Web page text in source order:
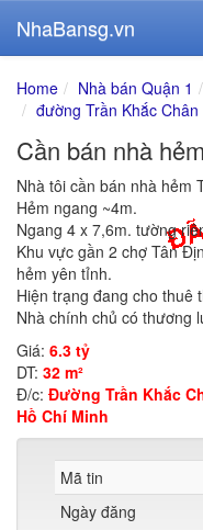
NhaBansg.vn
Home Nhà bán Quận 1
đường Trần Khắc Chân
Cần bán nhà
Nhà tôi cần bán nhà hẻm
Hẻm ngang ~4m.
Ngang 4 x 7,6m. tường
Khu vực gần 2 chợ Tân
hẻm yên tỉnh.
Hiện trạng đang cho thuê
Nhà chính chủ có thương
Giá: 6.3 tỷ
DT: 32 m²
Đ/c: Đường Trần Khắc
Hồ Chí Minh
Mã tin
Ngày đăng